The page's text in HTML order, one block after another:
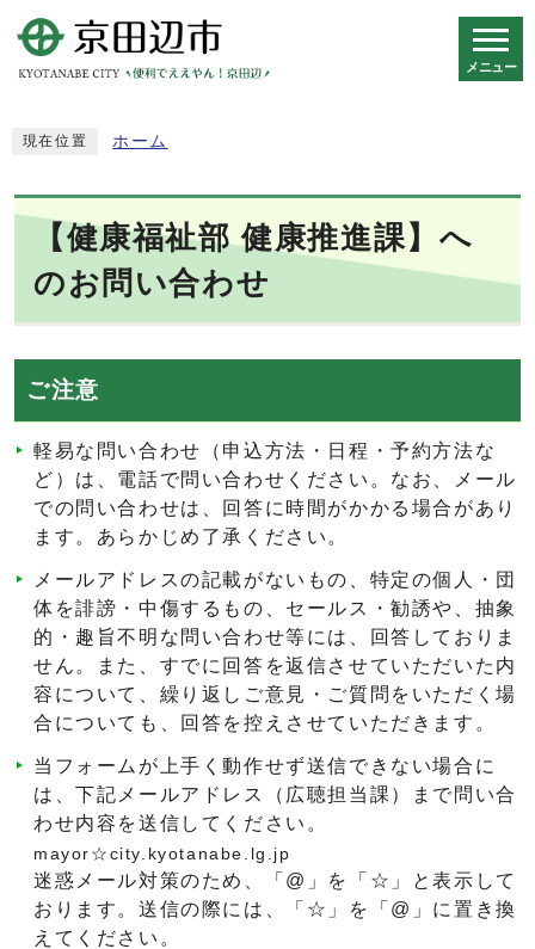
メニュー
現在位置 ホーム
【健康福祉部 健康推進課】へ
のお問い合わせ
ご注意
軽易な問い合わせ（申込方法・日程・予約方法な
ど）は、電話で問い合わせください。なお、メール
での問い合わせは、回答に時間がかかる場合があり
ます。あらかじめ了承ください。
メールアドレスの記載がないもの、特定の個人・団
体を誹謗・中傷するもの、セールス・勧誘や、抽象
的・趣旨不明な問い合わせ等には、回答しておりま
せん。また、すでに回答を返信させていただいた内
容について、繰り返しご意見・ご質問をいただく場
合についても、回答を控えさせていただきます。
当フォームが上手く動作せず送信できない場合に
は、下記メールアドレス（広聴担当課）まで問い合
わせ内容を送信してください。
mayor☆city.kyotanabe.lg.jp
迷惑メール対策のため、「@」を「☆」と表示して
おります。送信の際には、「☆」を「@」に置き換
えてください。